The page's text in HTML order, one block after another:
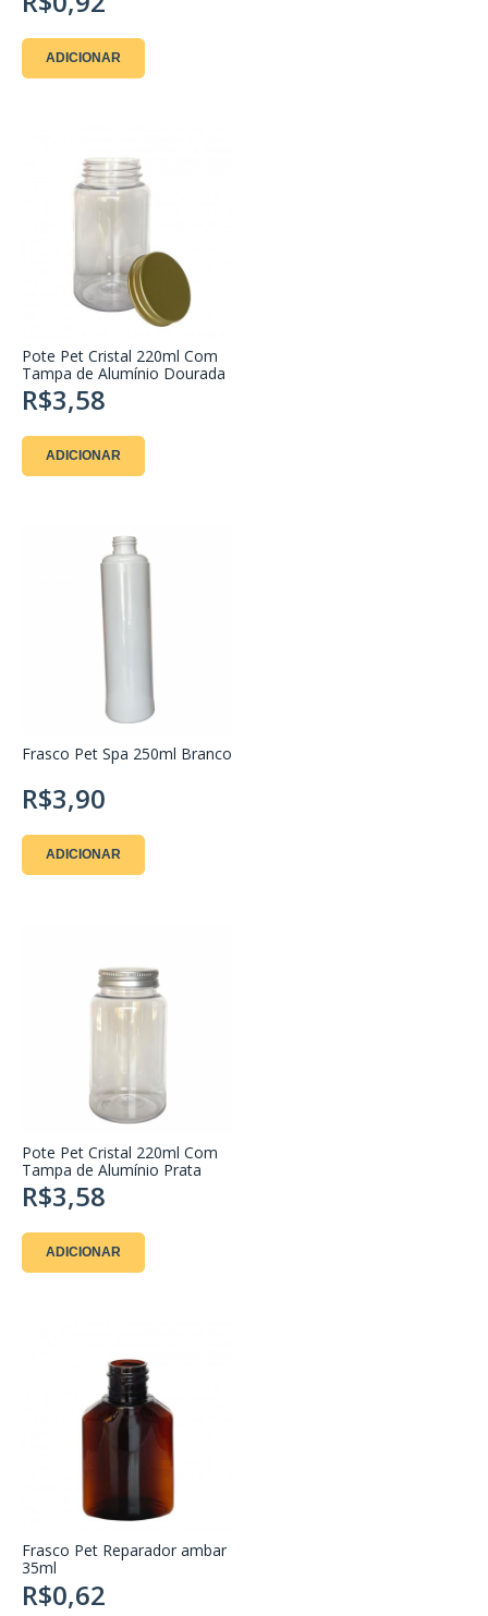
ADICIONAR
Pote Pet Cristal 220ml Com
Tampa de Alumínio Dourada
R$3,58
ADICIONAR
Frasco Pet Spa 250ml Branco
R$3,90
ADICIONAR
Pote Pet Cristal 220ml Com
Tampa de Alumínio Prata
R$3,58
ADICIONAR
Frasco Pet Reparador ambar
35ml
R$0,62